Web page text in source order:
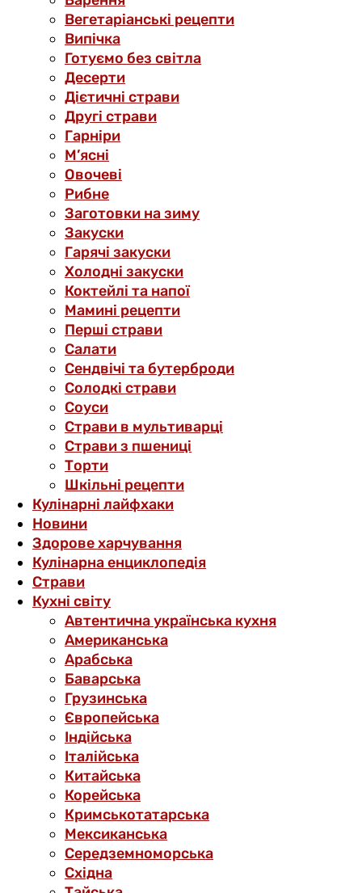
Вегетаріанські рецепти
Випічка
Готуємо без світла
Десерти
Дієтичні страви
Другі страви
Гарніри
М’ясні
Овочеві
Рибне
Заготовки на зиму
Закуски
Гарячі закуски
Холодні закуски
Коктейлі та напої
Мамині рецепти
Перші страви
Салати
Сендвічі та бутерброди
Солодкі страви
Соуси
Страви в мультиварці
Страви з пшениці
Торти
Шкільні рецепти
Кулінарні лайфхаки
Новини
Здорове харчування
Кулінарна енциклопедія
Страви
Кухні світу
Автентична українська кухня
Американська
Арабська
Баварська
Грузинська
Європейська
Індійська
Італійська
Китайська
Корейська
Кримськотатарська
Мексиканська
Середземноморська
Східна